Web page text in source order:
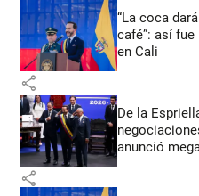
“La coca
café”: así
en Cali
share
De la
anunció
share